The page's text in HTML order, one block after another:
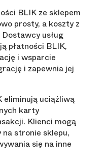
BLIK ze sklepem
prosty, a koszty z
usług
płatności BLIK,
i wsparcie
i zapewnia jej
eliminują uciążliwą
karty
Klienci mogą
na stronie sklepu,
się na inne